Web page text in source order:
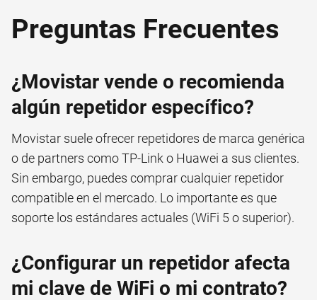
Preguntas Frecuentes
¿Movistar vende o recomienda
algún repetidor específico?
Movistar suele ofrecer repetidores de marca genérica
o de partners como TP-Link o Huawei a sus clientes.
Sin embargo, puedes comprar cualquier repetidor
compatible en el mercado. Lo importante es que
soporte los estándares actuales (WiFi 5 o superior).
¿Configurar un repetidor afecta
mi clave de WiFi o mi contrato?